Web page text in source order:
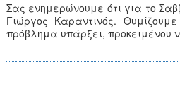
Σας ενημερώνουμε ότι για το
Γιώργος Καραντινός.
πρόβλημα υπάρξει, προκειμένου